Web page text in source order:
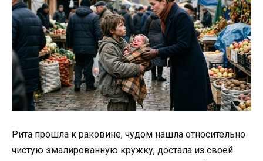
Рита прошла к раковине, чудом нашла относительно
чистую эмалированную кружку, достала из своей